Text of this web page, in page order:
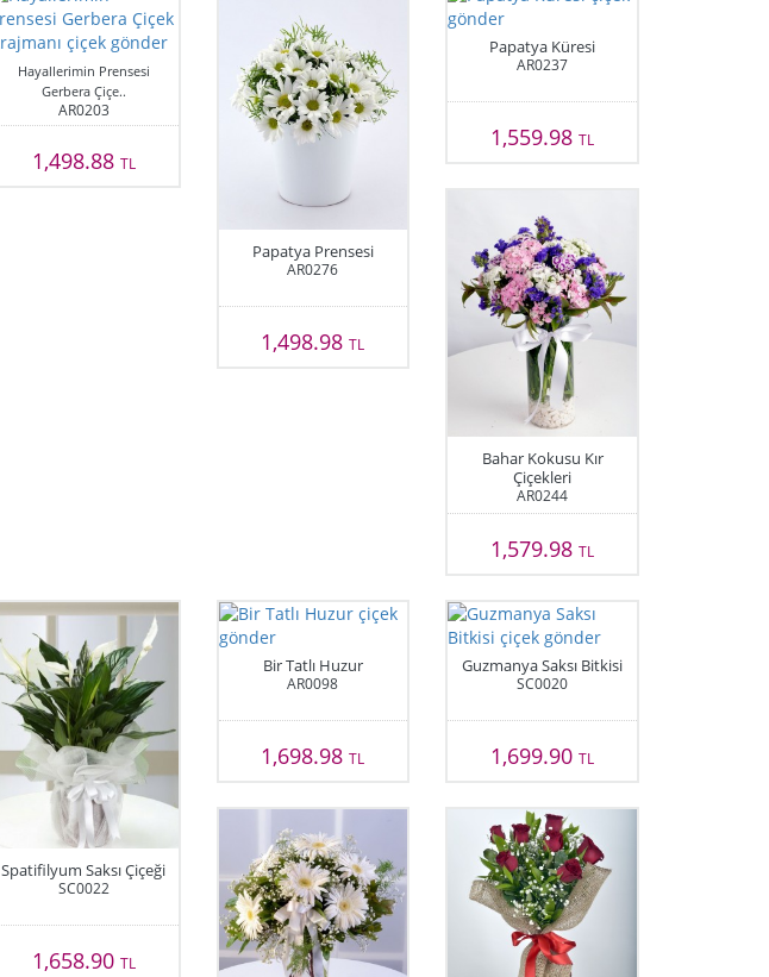
Hayallerimin Prensesi
Gerbera Çiçe..
AR0203
1,498.88 TL
Papatya Prensesi
AR0276
1,498.98TL
Papatya Küresi
AR0237
1,559.98TL
Bahar Kokusu Kır
Çiçekleri
AR0244
1,579.98TL
Spatifilyum Saksı Çiçeği
SC0022
1,658.90 TL
Bir Tatlı Huzur
AR0098
1,698.98TL
Guzmanya Saksı Bitkisi
SC0020
1,699.90TL